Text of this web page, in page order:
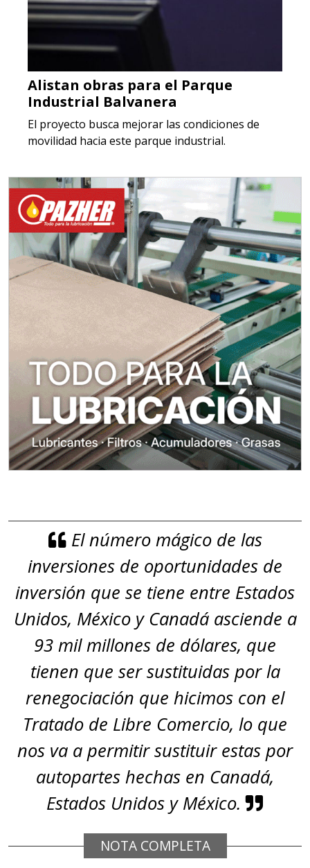
Alistan obras para el Parque
Industrial Balvanera
El proyecto busca mejorar las condiciones de
movilidad hacia este parque industrial.
El número mágico de las
inversiones de oportunidades de
inversión que se tiene entre Estados
Unidos, México y Canadá asciende a
93 mil millones de dólares, que
tienen que ser sustituidas por la
renegociación que hicimos con el
Tratado de Libre Comercio, lo que
nos va a permitir sustituir estas por
autopartes hechas en Canadá,
Estados Unidos y México.
NOTA COMPLETA